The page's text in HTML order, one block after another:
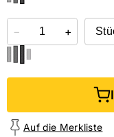
Online kaufen &
− +
Auf die Merkliste